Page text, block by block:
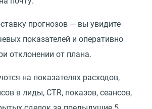
прогнозов — вы увидите
показателей и оперативно
отклонении от плана.
на показателях расходов,
в лиды, CTR, показов, сеансов,